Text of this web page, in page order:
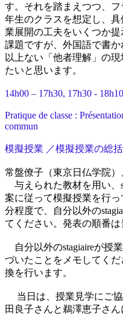
す。それを踏まえつつ、
年生のクラスを想定し、
業展開の工夫をいくつか
課題ですが、外国語で書
以上ない「他者理解」の
たいと思います。
14h00 – 17h30, 17h30 - 18h10
Pratique de classe :
commun
模擬授業 ／模擬授業の総括
常盤僚子（東京日仏学院）
与えられた教材を用い、
案に従って模擬授業を行
分程度で、自分以外の
てください。発表の順番は
自分以外のstagiaireが授
づいたことをメモしてく
換を行います。
当日は、授業見学にご協
田良子さんと鵜澤恵子さ